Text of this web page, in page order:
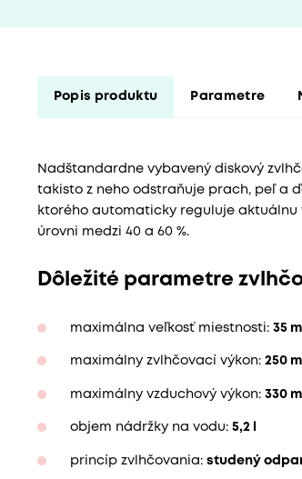
Popis produktu Parametre
Nadštandardne vybavený diskový
takisto z neho odstraňuje prach, peľ a
ktorého automaticky reguluje aktuálnu
úrovni medzi 40 a 60 %.
Dôležité parametre
maximálna veľkosť miestnosti: 35
maximálny zvlhčovací výkon: 250
maximálny vzduchový výkon: 330
objem nádržky na vodu: 5,2 l
princíp zvlhčovania: studený